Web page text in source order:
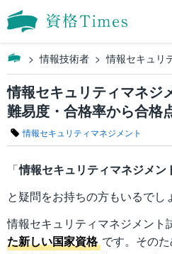
情報技術者 情報セキュリ
情報セキュリティマネジ
難易度・合格率から合格
情報セキュリティマネジメント
「情報セキュリティマネジメン
と疑問をお持ちの方もいるでし
情報セキュリティマネジメント
た新しい国家資格 です。その